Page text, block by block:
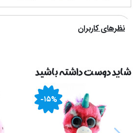
نظرهای کاربران
شاید دوست داشته باشید
-۱۵%